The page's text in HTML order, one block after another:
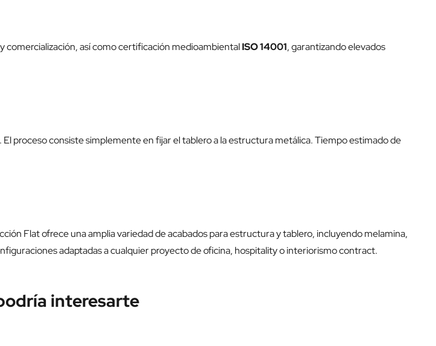
comercialización, así como certificación medioambientalISO 14001, garantizando elevados
proceso consiste simplemente en fijar el tablero a la estructura metálica. Tiempo estimado de
Flat ofrece una amplia variedad de acabados para estructura y tablero, incluyendo melamina,
adaptadas a cualquier proyecto de oficina, hospitality o interiorismo contract.
interesarte